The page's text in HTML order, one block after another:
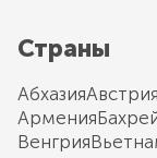
Страны
АбхазияАвстрия
Армения
Венгрия